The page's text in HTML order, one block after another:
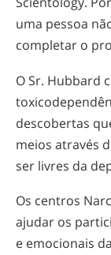
uma pessoa
completar o
O Sr. Hubbard
descobertas
meios através
ser livres da
Os centros
ajudar os
e emocionais